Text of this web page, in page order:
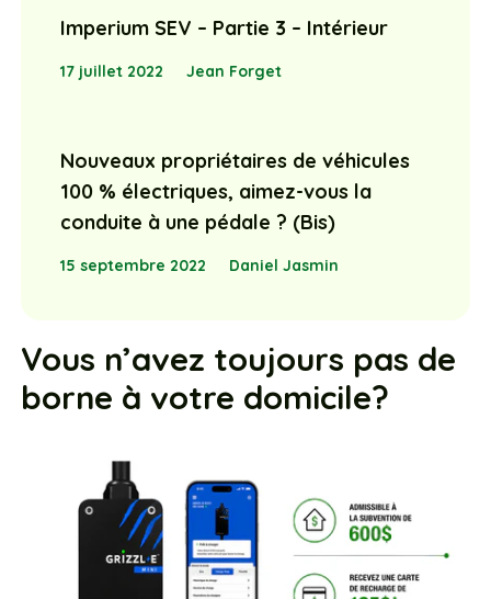
Imperium SEV – Partie 3 – Intérieur
17 juillet 2022 Jean Forget
Nouveaux propriétaires de véhicules
100 % électriques, aimez-vous la
conduite à une pédale ? (Bis)
15 septembre 2022 Daniel Jasmin
Vous n’avez toujours pas de
borne à votre domicile?